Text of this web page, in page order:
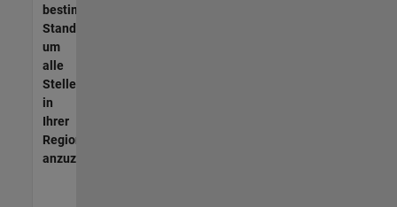
bestimmten
Standort,
um
alle
Stellenangebote
in
Ihrer
Region
anzuzeigen.